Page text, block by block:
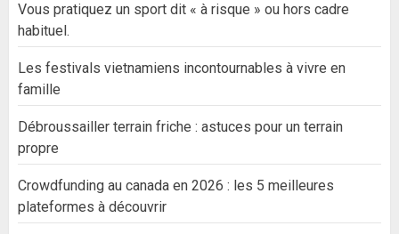
Vous pratiquez un sport dit « à risque » ou hors cadre
habituel.
Les festivals vietnamiens incontournables à vivre en
famille
Débroussailler terrain friche : astuces pour un terrain
propre
Crowdfunding au canada en 2026 : les 5 meilleures
plateformes à découvrir